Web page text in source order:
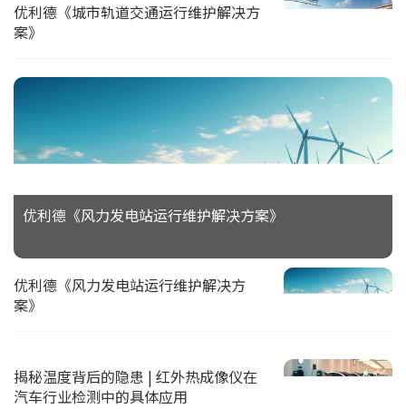
优利德《城市轨道交通运行维护解决方
案》
优利德《风力发电站运行维护解决方案》
优利德《风力发电站运行维护解决方
案》
揭秘温度背后的隐患 | 红外热成像仪在
汽车行业检测中的具体应用